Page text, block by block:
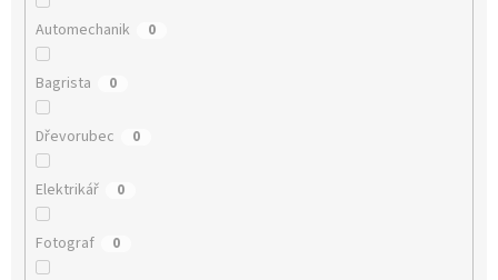
Automechanik 0
Bagrista 0
Dřevorubec 0
Elektrikář 0
Fotograf 0